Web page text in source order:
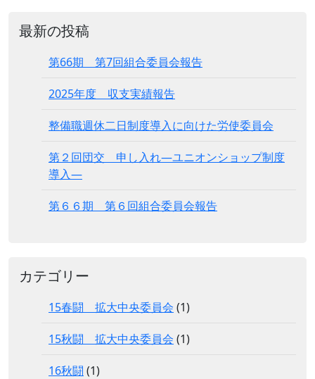
最新の投稿
第66期 第7回組合委員会報告
2025年度 収支実績報告
整備職週休二日制度導入に向けた労使委員会
第２回団交 申し入れ―ユニオンショップ制度
導入―
第６６期 第６回組合委員会報告
カテゴリー
15春闘 拡大中央委員会 (1)
15秋闘 拡大中央委員会 (1)
16秋闘 (1)